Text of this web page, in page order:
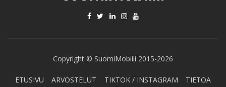
Copyright © SuomiMobiili 2015-2026
ETUSIVU ARVOSTELUT TIKTOK / INSTAGRAM TIETOA